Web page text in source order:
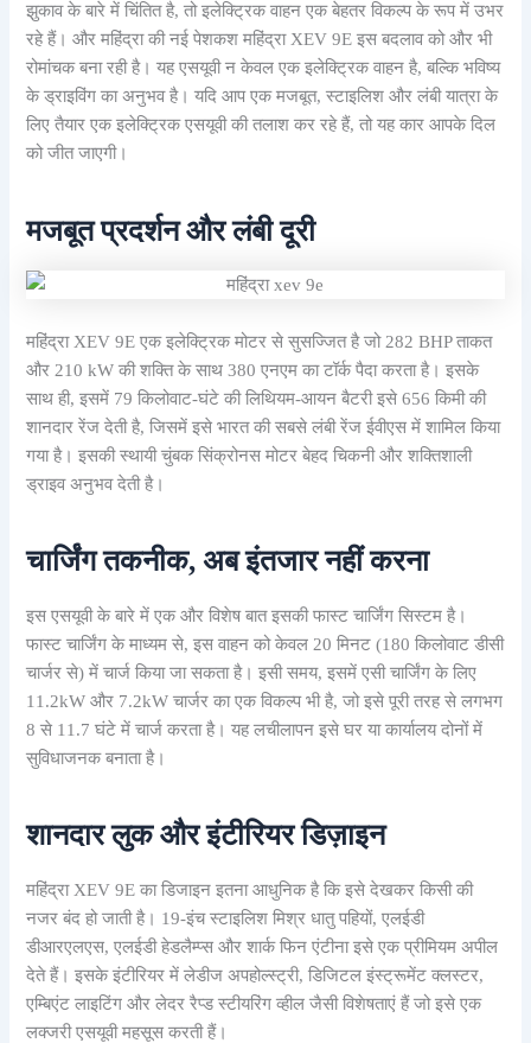
झुकाव के बारे में चिंतित है, तो इलेक्ट्रिक वाहन एक बेहतर विकल्प के रूप में उभर
रहे हैं। और महिंद्रा की नई पेशकश महिंद्रा XEV 9E इस बदलाव को और भी
रोमांचक बना रही है। यह एसयूवी न केवल एक इलेक्ट्रिक वाहन है, बल्कि भविष्य
के ड्राइविंग का अनुभव है। यदि आप एक मजबूत, स्टाइलिश और लंबी यात्रा के
लिए तैयार एक इलेक्ट्रिक एसयूवी की तलाश कर रहे हैं, तो यह कार आपके दिल
को जीत जाएगी।
मजबूत प्रदर्शन और लंबी दूरी
महिंद्रा XEV 9E एक इलेक्ट्रिक मोटर से सुसज्जित है जो 282 BHP ताकत
और 210 kW की शक्ति के साथ 380 एनएम का टॉर्क पैदा करता है। इसके
साथ ही, इसमें 79 किलोवाट-घंटे की लिथियम-आयन बैटरी इसे 656 किमी की
शानदार रेंज देती है, जिसमें इसे भारत की सबसे लंबी रेंज ईवीएस में शामिल किया
गया है। इसकी स्थायी चुंबक सिंक्रोनस मोटर बेहद चिकनी और शक्तिशाली
ड्राइव अनुभव देती है।
चार्जिंग तकनीक, अब इंतजार नहीं करना
इस एसयूवी के बारे में एक और विशेष बात इसकी फास्ट चार्जिंग सिस्टम है।
फास्ट चार्जिंग के माध्यम से, इस वाहन को केवल 20 मिनट (180 किलोवाट डीसी
चार्जर से) में चार्ज किया जा सकता है। इसी समय, इसमें एसी चार्जिंग के लिए
11.2kW और 7.2kW चार्जर का एक विकल्प भी है, जो इसे पूरी तरह से लगभग
8 से 11.7 घंटे में चार्ज करता है। यह लचीलापन इसे घर या कार्यालय दोनों में
सुविधाजनक बनाता है।
शानदार लुक और इंटीरियर डिज़ाइन
महिंद्रा XEV 9E का डिजाइन इतना आधुनिक है कि इसे देखकर किसी की
नजर बंद हो जाती है। 19-इंच स्टाइलिश मिश्र धातु पहियों, एलईडी
डीआरएलएस, एलईडी हेडलैम्प्स और शार्क फिन एंटीना इसे एक प्रीमियम अपील
देते हैं। इसके इंटीरियर में लेडीज अपहोल्स्ट्री, डिजिटल इंस्ट्रूमेंट क्लस्टर,
एम्बिएंट लाइटिंग और लेदर रैप्ड स्टीयरिंग व्हील जैसी विशेषताएं हैं जो इसे एक
लक्जरी एसयूवी महसूस करती हैं।